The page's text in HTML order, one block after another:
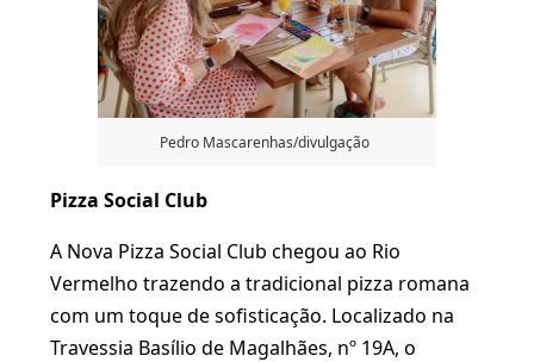
Pedro Mascarenhas/divulgação
Pizza Social Club
A Nova Pizza Social Club chegou ao Rio
Vermelho trazendo a tradicional pizza romana
com um toque de sofisticação. Localizado na
Travessia Basílio de Magalhães, nº 19A, o